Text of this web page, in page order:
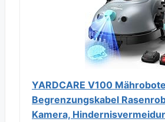
YARDCARE V100
Begrenzungskabel
Kamera,